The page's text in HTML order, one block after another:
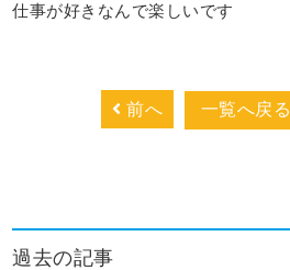
仕事が好きなんで楽しいです
前へ 一覧へ戻る
過去の記事